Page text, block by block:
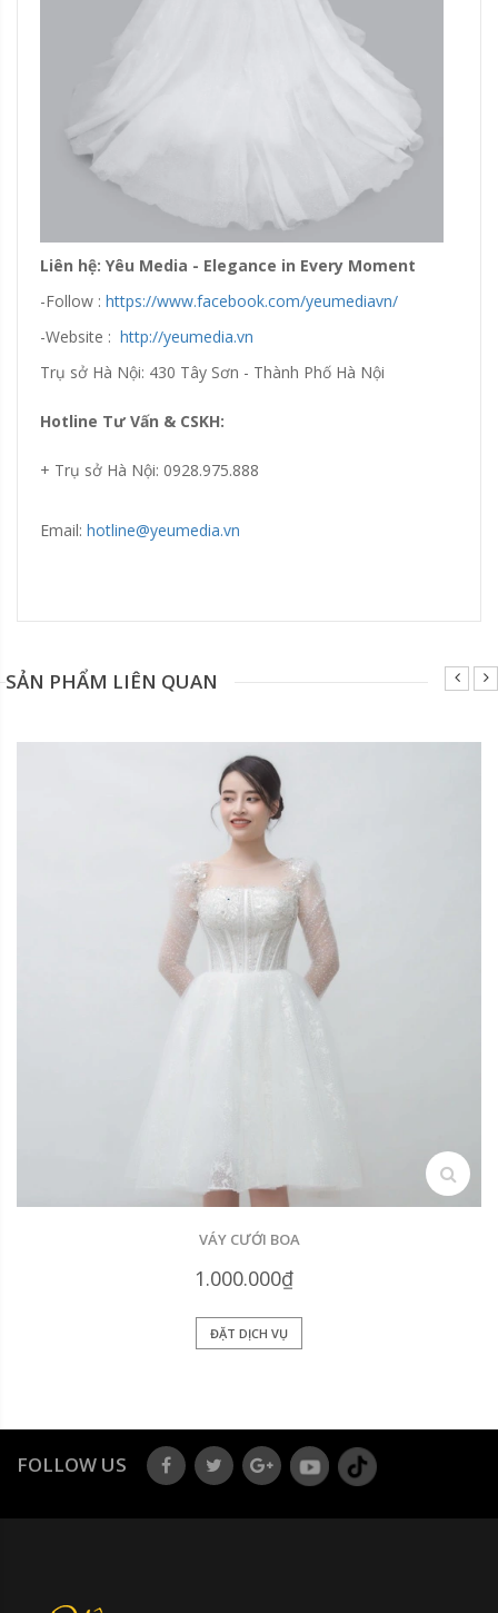
Liên hệ: Yêu Media - Elegance in Every Moment
-Follow : https://www.facebook.com/yeumediavn/
-Website : http://yeumedia.vn
Trụ sở Hà Nội: 430 Tây Sơn - Thành Phố Hà Nội
Hotline Tư Vấn & CSKH:
+ Trụ sở Hà Nội: 0928.975.888
Email: hotline@yeumedia.vn
SẢN PHẨM LIÊN QUAN
search
VÁY CƯỚI BOA
1.000.000₫
ĐẶT DỊCH VỤ
FOLLOW US